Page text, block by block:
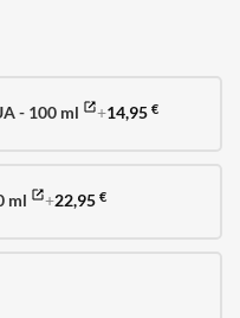
- 100 ml +14,95 €
ml +22,95 €